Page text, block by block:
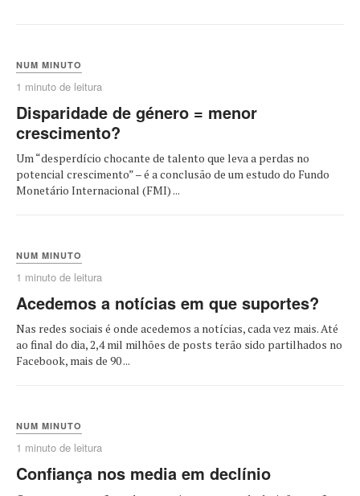
NUM MINUTO
1 minuto de leitura
Disparidade de género = menor
crescimento?
Um “desperdício chocante de talento que leva a perdas no
potencial crescimento” – é a conclusão de um estudo do Fundo
Monetário Internacional (FMI) ...
NUM MINUTO
1 minuto de leitura
Acedemos a notícias em que suportes?
Nas redes sociais é onde acedemos a notícias, cada vez mais. Até
ao final do dia, 2,4 mil milhões de posts terão sido partilhados no
Facebook, mais de 90 ...
NUM MINUTO
1 minuto de leitura
Confiança nos media em declínio